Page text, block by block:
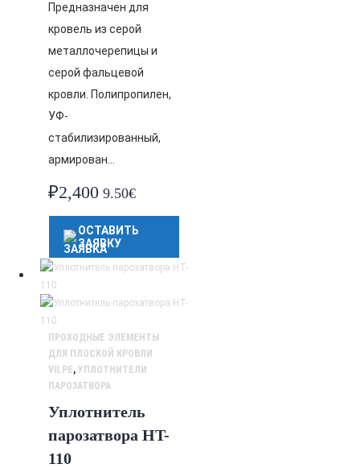
Предназначен для
кровель из серой
металлочерепицы и
серой фальцевой
кровли. Полипропилен,
УФ-
стабилизированный,
армирован…
₽2,400 9.50€
ОСТАВИТЬ
ЗАЯВКУ
ПРОХОДНЫЕ ЭЛЕМЕНТЫ
ДЛЯ ПЛОСКОЙ КРОВЛИ
VILPE, УПЛОТНИТЕЛИ
ПАРОЗАТВОРА
Уплотнитель
парозатвора HT-
110